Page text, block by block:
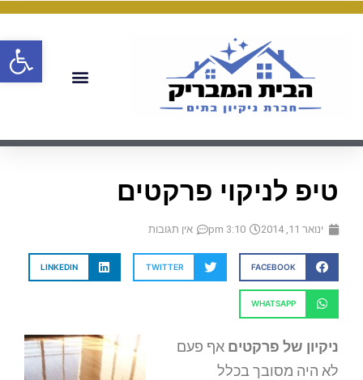
טיפ לניקוי פרקטים
ינואר 11, 2014 3:10 pm אין תגובות
FACEBOOK
TWITTER
LINKEDIN
WHATSAPP
ניקיון של פרקטים אף פעם
לא היה מסובך בכלל